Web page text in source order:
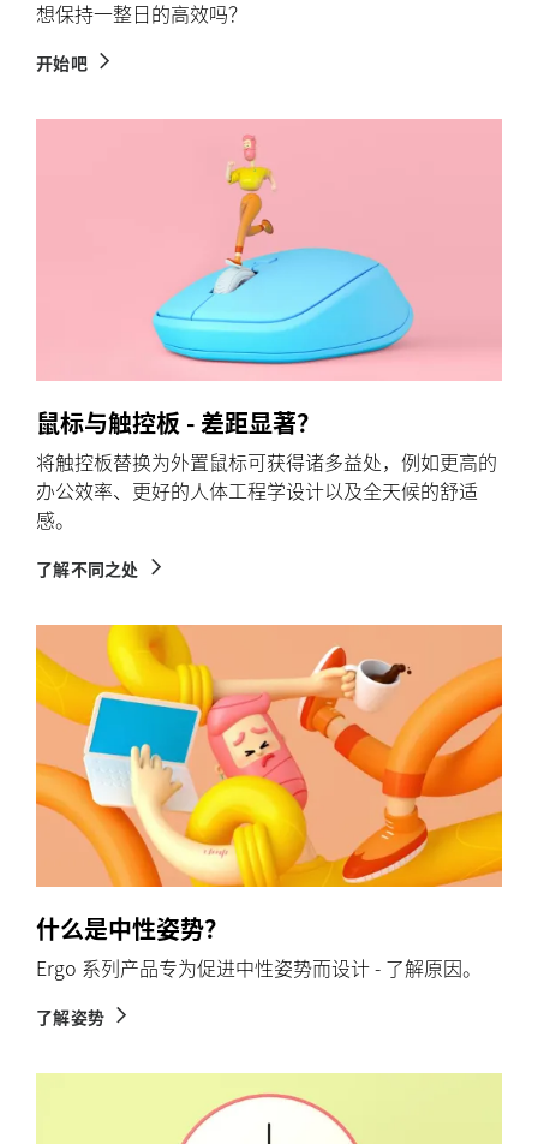
想保持一整日的高效吗？
开始吧
鼠标与触控板 - 差距显著？
将触控板替换为外置鼠标可获得诸多益处，例如更高的
办公效率、更好的人体工程学设计以及全天候的舒适
感。
了解不同之处
什么是中性姿势？
Ergo 系列产品专为促进中性姿势而设计 - 了解原因。
了解姿势